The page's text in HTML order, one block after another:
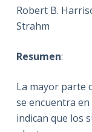
Robert B.
Strahm
Resumen:
La mayor parte
se encuentra en
indican que los